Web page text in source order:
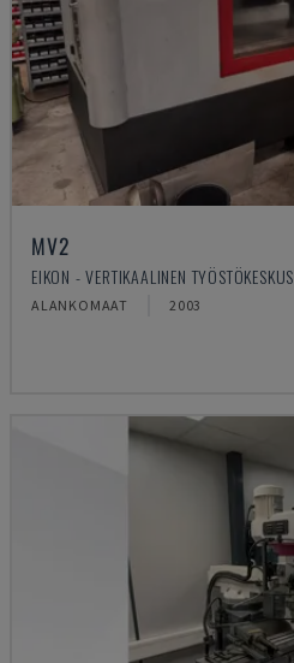
MV2
EIKON - VERTIKAALINEN TYÖSTÖKESKUS
ALANKOMAAT 2003